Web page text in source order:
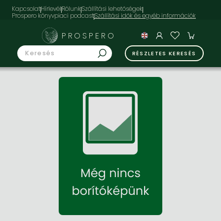
KapcsolatHírlevélRólunkSzállítási lehetőségek
Prospero könyvpiaci podcast
PROSPERO
RÉSZLETES KERESÉS